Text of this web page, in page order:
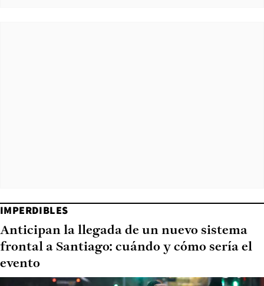
IMPERDIBLES
Anticipan la llegada de un nuevo sistema
frontal a Santiago: cuándo y cómo sería el
evento